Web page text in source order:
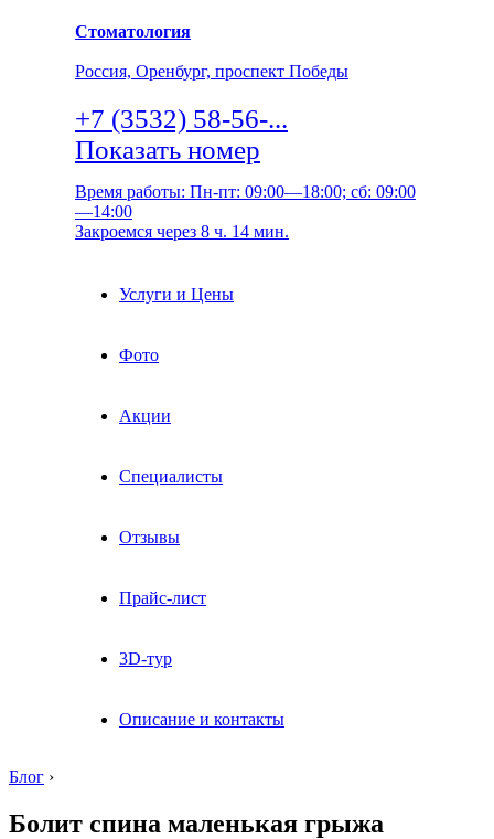
Стоматология
Россия, Оренбург, проспект Победы
+7 (3532) 58-56-...
Показать номер
Время работы: Пн-пт: 09:00—18:00; сб: 09:00
—14:00
Закроемся через 8 ч. 14 мин.
Услуги и Цены
Фото
Акции
Специалисты
Отзывы
Прайс-лист
3D-тур
Описание и контакты
Блог ›
Болит спина маленькая грыжа